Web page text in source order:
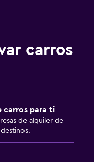
carros
carros para ti
de alquiler de